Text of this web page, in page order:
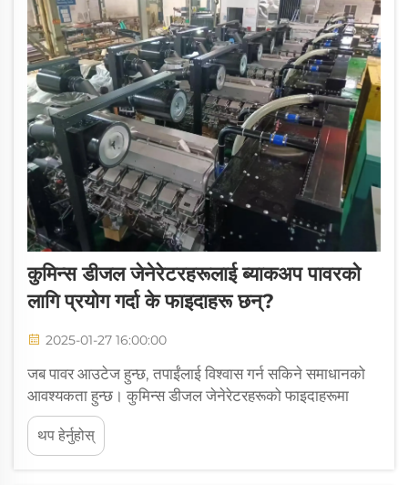
कुमिन्स डीजल जेनेरेटरहरूलाई ब्याकअप पावरको
लागि प्रयोग गर्दा के फाइदाहरू छन्?
2025-01-27 16:00:00
जब पावर आउटेज हुन्छ, तपाईंलाई विश्वास गर्न सकिने समाधानको
आवश्यकता हुन्छ। कुमिन्स डीजल जेनेरेटरहरूको फाइदाहरूमा
अतुलनीय विश्वसनीयता र दक्षता समावेश छ, जसले तिनीहरूलाई
ब्याकअप पावरको लागि शीर्ष विकल्प बनाउँछ। 200KVA खुला
प्रकारको जेनेरेटरलाई PERKINS सँग लिई...
थप हेर्नुहोस्